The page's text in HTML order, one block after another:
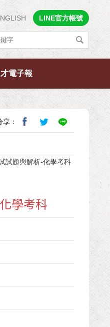
LINE官方帳號
電子報
享：
試題與解析-化學考科
學考科